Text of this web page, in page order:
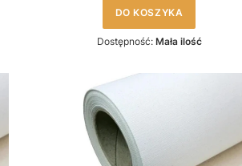
DO KOSZYKA
Dostępność: Mała ilość